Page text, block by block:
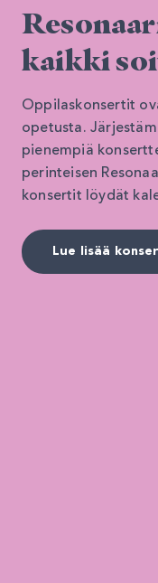
kaikki
Oppilaskonsertit
opetusta.
pienempiä
perinteisen
konsertit löydät
Lue lisää